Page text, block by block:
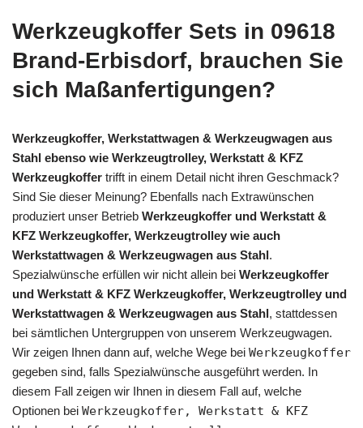
Werkzeugkoffer Sets in 09618
Brand-Erbisdorf, brauchen Sie
sich Maßanfertigungen?
Werkzeugkoffer, Werkstattwagen & Werkzeugwagen aus
Stahl ebenso wie Werkzeugtrolley, Werkstatt & KFZ
Werkzeugkoffer trifft in einem Detail nicht ihren Geschmack?
Sind Sie dieser Meinung? Ebenfalls nach Extrawünschen
produziert unser Betrieb Werkzeugkoffer und Werkstatt &
KFZ Werkzeugkoffer, Werkzeugtrolley wie auch
Werkstattwagen & Werkzeugwagen aus Stahl.
Spezialwünsche erfüllen wir nicht allein bei Werkzeugkoffer
und Werkstatt & KFZ Werkzeugkoffer, Werkzeugtrolley und
Werkstattwagen & Werkzeugwagen aus Stahl, stattdessen
bei sämtlichen Untergruppen von unserem Werkzeugwagen.
Wir zeigen Ihnen dann auf, welche Wege bei Werkzeugkoffer
gegeben sind, falls Spezialwünsche ausgeführt werden. In
diesem Fall zeigen wir Ihnen in diesem Fall auf, welche
Optionen bei Werkzeugkoffer, Werkstatt & KFZ